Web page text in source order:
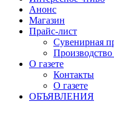
Анонс
Магазин
Прайс-лист
Сувенирная
О газете
Контакты
О газете
ОБЪЯВЛЕНИЯ